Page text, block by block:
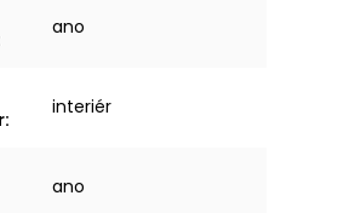
ano
:
interiér
ano